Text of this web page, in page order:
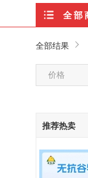
全部
全部结果
价格
推荐热卖